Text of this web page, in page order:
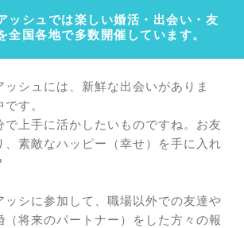
ッシュでは楽しい婚活・出会い・友
全国各地で多数開催しています。
ッシュには、新鮮な出会いがありま
す。
で上手に活かしたいものですね。お友
、素敵なハッピー（幸せ）を手に入れ
ッシに参加して、職場以外での友達や
（将来のパートナー）をした方々の報